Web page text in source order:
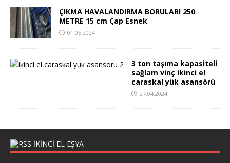
ÇIKMA HAVALANDIRMA BORULARI 250
METRE 15 cm Çap Esnek
01.05.2024
3 ton taşıma kapasiteli
sağlam vinç ikinci el
caraskal yük asansörü
27.04.2024
IKINCI EL EŞYA